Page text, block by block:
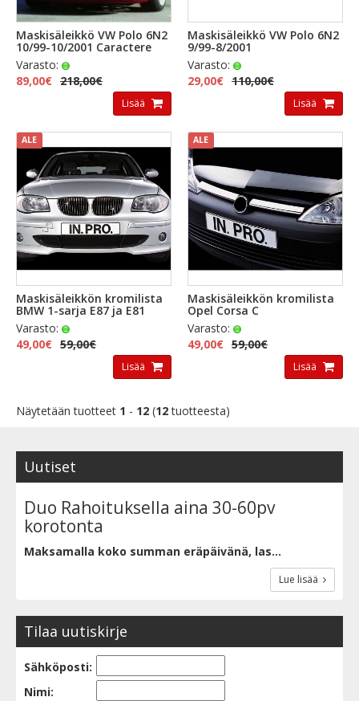
Maskisäleikkö VW Polo 6N2
10/99-10/2001 Caractere
Varasto:
89,00€ 218,00€
Lisää
Maskisäleikkö VW Polo 6N2
9/99-8/2001
Varasto:
29,00€ 110,00€
Lisää
ALE
Maskisäleikkön kromilista
BMW 1-sarja E87 ja E81
Varasto:
49,00€ 59,00€
Lisää
ALE
Maskisäleikkön kromilista
Opel Corsa C
Varasto:
49,00€ 59,00€
Lisää
Näytetään tuotteet 1 - 12 (12tuotteesta)
Uutiset
Duo Rahoituksella aina 30-60pv
korotonta
Maksamalla koko summan eräpäivänä, las...
Lue lisää
Tilaa uutiskirje
Sähköposti:
Nimi: